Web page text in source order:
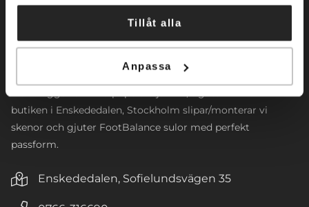
Tillåt alla
Anpassa
Norrköpings Skateshop startade sin verksamhet 2009. Vi
inriktar oss främst mot konståkning. Företaget
tillhandahåller konståkningsskridskor och skenor för alla
konståkningsklänningar samt tillbehör. Vi designar
butiken i Enskededalen, Stockholm slipar/monterar vi
skenor och gjuter FootBalance sulor med perfekt
passform.
Enskededalen, Sofielundsvägen 35